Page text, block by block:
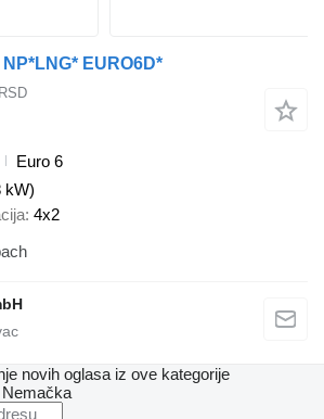
EURO6D*
Euro 6
kW)
4x2
novih oglasa iz ove kategorije